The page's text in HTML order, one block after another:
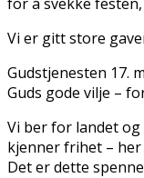
Vi er gitt store
Gudstjenesten 17.
Guds gode vilje –
Vi ber for landet
kjenner frihet –
Det er dette